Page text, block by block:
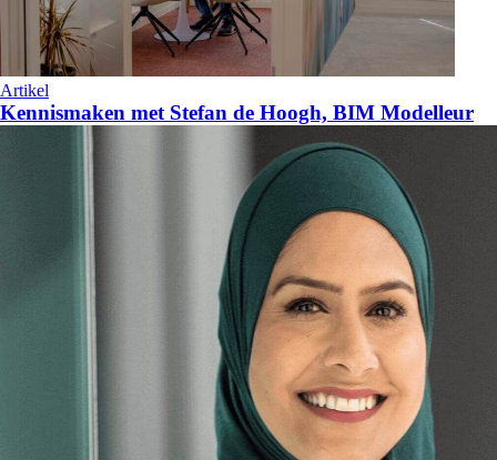
Artikel
Kennismaken met Stefan de Hoogh, BIM Modelleur